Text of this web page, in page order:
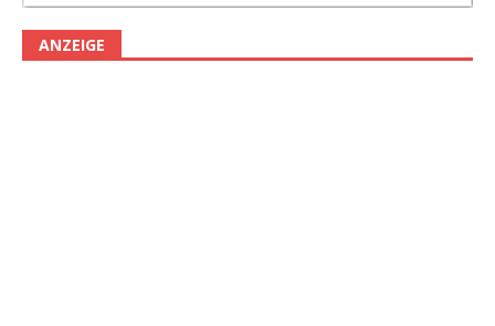
ANZEIGE